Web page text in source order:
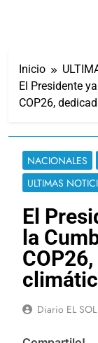
Inicio
El Presidente
COP26,
NACIONALES
ULTIMAS
El
la
Diario EL SOL